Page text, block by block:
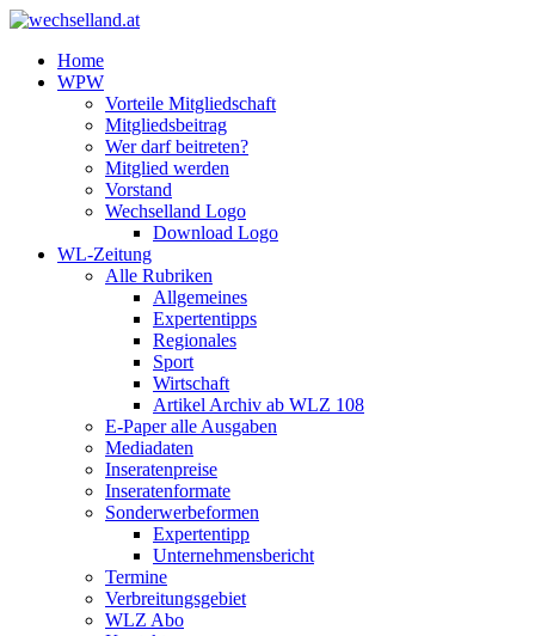
Home
WPW
Vorteile Mitgliedschaft
Mitgliedsbeitrag
Wer darf beitreten?
Mitglied werden
Vorstand
Wechselland Logo
Download Logo
WL-Zeitung
Alle Rubriken
Allgemeines
Expertentipps
Regionales
Sport
Wirtschaft
Artikel Archiv ab WLZ 108
E-Paper alle Ausgaben
Mediadaten
Inseratenpreise
Inseratenformate
Sonderwerbeformen
Expertentipp
Unternehmensbericht
Termine
Verbreitungsgebiet
WLZ Abo